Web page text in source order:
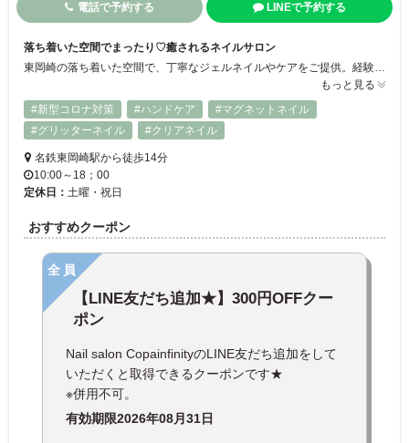
電話で予約する LINEで予約する
落ち着いた空間でまったり♡癒されるネイルサロン
東岡崎の落ち着いた空間で、丁寧なジェルネイルやケアをご提供。経験豊富なネイリスト梢が、シンプルでも華やかなネイルやブライダルネイルまでお客様に寄り添って施術します◎ハンドもフットも対応可能で、角質ケアも人気！！筆談対応もOKです。
もっと見る
#新型コロナ対策
#ハンドケア
#マグネットネイル
#グリッターネイル
#クリアネイル
名鉄東岡崎駅から徒歩14分
10:00～18；00
定休日： 土曜・祝日
おすすめクーポン
全員
【LINE友だち追加★】300円OFFクー
ポン
Nail salon CopainfinityのLINE友だち追加をして
いただくと取得できるクーポンです★
※併用不可。
有効期限2026年08月31日